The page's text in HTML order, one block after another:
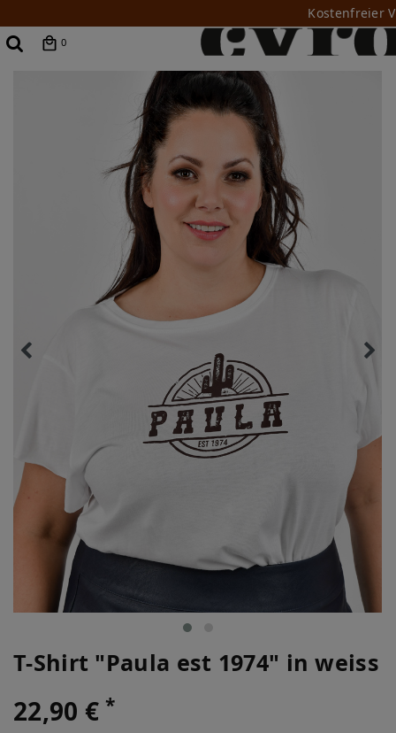
Kostenfreier
0
T-Shirt "Paula est 1974" in weiss
22,90 €*